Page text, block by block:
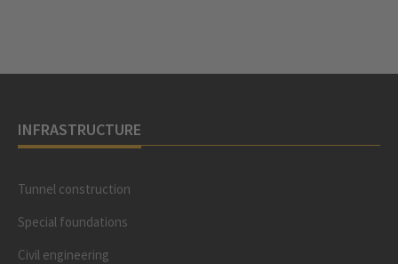
INFRASTRUCTURE
Tunnel construction
Special foundations
Civil engineering